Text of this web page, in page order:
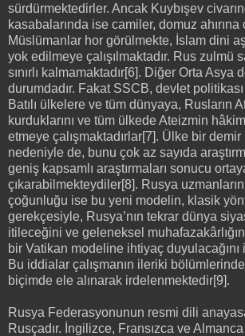
sürdürmektedirler. Ancak Kuybışev
kasabalarında ise camiler, domuz ahırına
Müslümanlar hor görülmekte, İslam dini
yok edilmeye çalışılmaktadır. Rus zulmü
sınırlı kalmamaktadır[6]. Diğer Orta Asya
durumdadır. Fakat SSCB, devlet
Batılı ülkelere ve tüm dünyaya, Rusların
kurduklarını ve tüm ülkede Ateizmin
etmeye çalışmaktadırlar[7]. Ülke bir demir
nedeniyle de, bunu çok az sayıda
geniş kapsamlı araştırmaları sonucu
çıkarabilmekteydiler[8]. Rusya
çoğunluğu ise bu yeni modelin, klasik
gerekçesiyle, Rusya’nın tekrar dünya
itileceğini ve geleneksel
bir Vatikan modeline ihtiyaç
Bu iddialar çalışmanın ileriki bölümlerinde
biçimde ele alınarak irdelenmektedir[9].
Rusya Federasyonunun resmi dili
Rusçadır. İngilizce, Fransızca ve